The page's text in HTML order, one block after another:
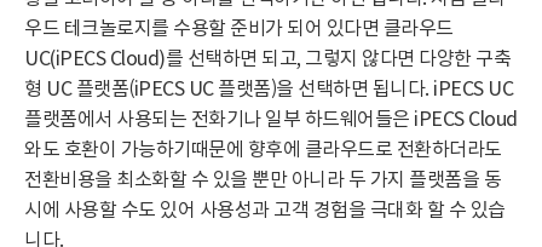
우드 테크놀로지를 수용할 준비가 되어 있다면 클라우드
UC(iPECS Cloud)를 선택하면 되고, 그렇지 않다면 다양한 구축
형 UC 플랫폼(iPECS UC 플랫폼)을 선택하면 됩니다. iPECS UC
플랫폼에서 사용되는 전화기나 일부 하드웨어들은 iPECS Cloud
와도 호환이 가능하기때문에 향후에 클라우드로 전환하더라도
전환비용을 최소화할 수 있을 뿐만 아니라 두 가지 플랫폼을 동
시에 사용할 수도 있어 사용성과 고객 경험을 극대화 할 수 있습
니다.